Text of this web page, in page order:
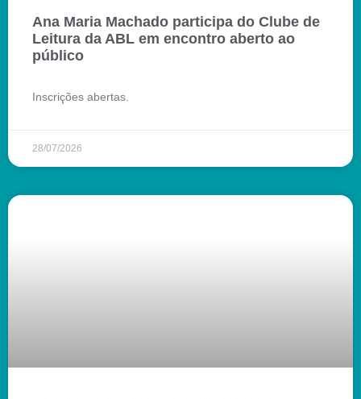
Ana Maria Machado participa do Clube de
Leitura da ABL em encontro aberto ao
público
Inscrições abertas.
28/07/2026